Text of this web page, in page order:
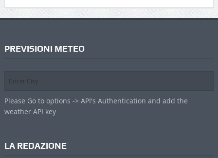
PREVISIONI METEO
Please Go to options -> API's Authentication and add the
weather API key
LA REDAZIONE